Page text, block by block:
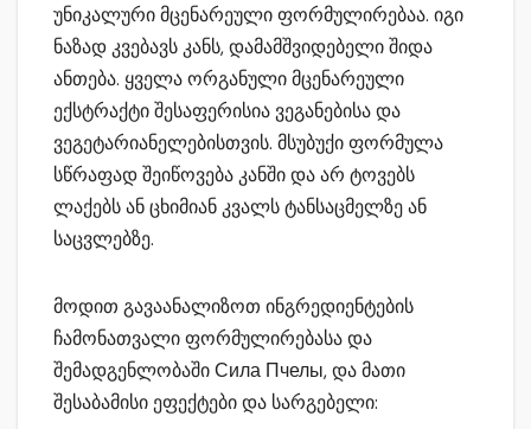
უნიკალური მცენარეული ფორმულირებაა. იგი
ნაზად კვებავს კანს, დამამშვიდებელი შიდა
ანთება. ყველა ორგანული მცენარეული
ექსტრაქტი შესაფერისია ვეგანებისა და
ვეგეტარიანელებისთვის. მსუბუქი ფორმულა
სწრაფად შეიწოვება კანში და არ ტოვებს
ლაქებს ან ცხიმიან კვალს ტანსაცმელზე ან
საცვლებზე.
მოდით გავაანალიზოთ ინგრედიენტების
ჩამონათვალი ფორმულირებასა და
შემადგენლობაში Сила Пчелы, და მათი
შესაბამისი ეფექტები და სარგებელი: